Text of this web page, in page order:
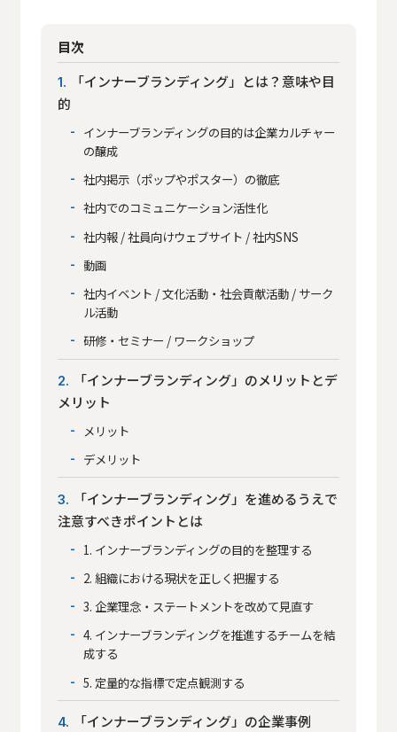
目次
1
「インナーブランディング」とは？意味や目
的
インナーブランディングの目的は企業カルチャー
の醸成
社内掲示（ポップやポスター）の徹底
社内でのコミュニケーション活性化
社内報 / 社員向けウェブサイト / 社内SNS
動画
社内イベント / 文化活動・社会貢献活動 / サーク
ル活動
研修・セミナー / ワークショップ
2
「インナーブランディング」のメリットとデ
メリット
メリット
デメリット
3
「インナーブランディング」を進めるうえで
注意すべきポイントとは
1. インナーブランディングの目的を整理する
2. 組織における現状を正しく把握する
3. 企業理念・ステートメントを改めて見直す
4. インナーブランディングを推進するチームを結
成する
5. 定量的な指標で定点観測する
4 「インナーブランディング」の企業事例